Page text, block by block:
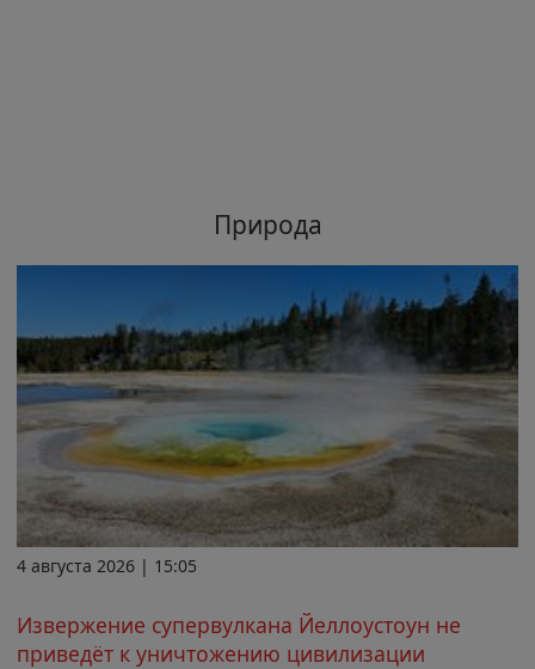
Природа
4 августа 2026 | 15:05
Извержение супервулкана Йеллоустоун не
приведёт к уничтожению цивилизации